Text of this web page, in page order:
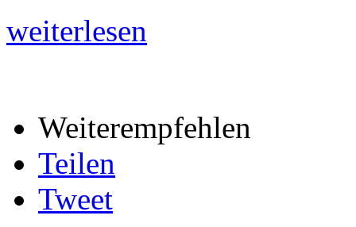
weiterlesen
Weiterempfehlen
Teilen
Tweet